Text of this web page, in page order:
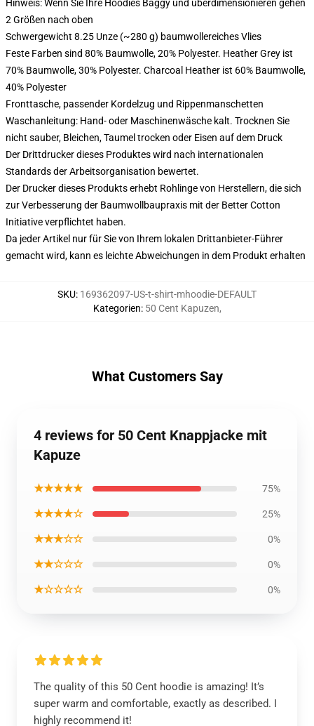
Hinweis: Wenn Sie Ihre Hoodies Baggy und überdimensionieren gehen
2 Größen nach oben
Schwergewicht 8.25 Unze (~280 g) baumwollereiches Vlies
Feste Farben sind 80% Baumwolle, 20% Polyester. Heather Grey ist
70% Baumwolle, 30% Polyester. Charcoal Heather ist 60% Baumwolle,
40% Polyester
Fronttasche, passender Kordelzug und Rippenmanschetten
Waschanleitung: Hand- oder Maschinenwäsche kalt. Trocknen Sie
nicht sauber, Bleichen, Taumel trocken oder Eisen auf dem Druck
Der Drittdrucker dieses Produktes wird nach internationalen
Standards der Arbeitsorganisation bewertet.
Der Drucker dieses Produkts erhebt Rohlinge von Herstellern, die sich
zur Verbesserung der Baumwollbaupraxis mit der Better Cotton
Initiative verpflichtet haben.
Da jeder Artikel nur für Sie von Ihrem lokalen Drittanbieter-Führer
gemacht wird, kann es leichte Abweichungen in dem Produkt erhalten
SKU: 169362097-US-t-shirt-mhoodie-DEFAULT
Kategorien: 50 Cent Kapuzen,
What Customers Say
4 reviews for 50 Cent Knappjacke mit
Kapuze
★★★★★ 75%
★★★★☆ 25%
★★★☆☆ 0%
★★☆☆☆ 0%
★☆☆☆☆ 0%
The quality of this 50 Cent hoodie is amazing! It’s
super warm and comfortable, exactly as described. I
highly recommend it!